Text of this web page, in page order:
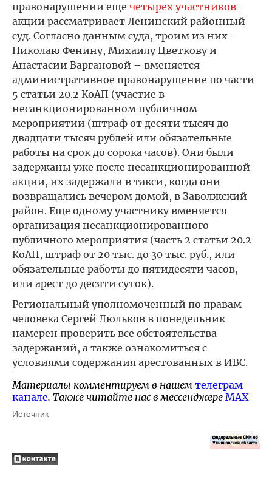
правонарушении еще четырех участников
акции рассматривает Ленинский районный
суд. Согласно данным суда, троим из них –
Николаю Фенину, Михаилу Цветкову и
Анастасии Варгановой – вменяется
административное правонарушение по части
5 статьи 20.2 КоАП (участие в
несанкционированном публичном
мероприятии (штраф от десяти тысяч до
двадцати тысяч рублей или обязательные
работы на срок до сорока часов). Они были
задержаны уже после несанкционированной
акции, их задержали в такси, когда они
возвращались вечером домой, в Заволжский
район. Еще одному участнику вменяется
организация несанкционированного
публичного мероприятия (часть 2 статьи 20.2
КоАП, штраф от 20 тыс. до 30 тыс. руб., или
обязательные работы до пятидесяти часов,
или арест до десяти суток).
Региональный уполномоченный по правам
человека Сергей Люльков в понедельник
намерен проверить все обстоятельства
задержаний, а также ознакомиться с
условиями содержания арестованных в ИВС.
Материалы комментируем в нашем телеграм-
канале. Также читайте нас в мессенджере MAX
Источник